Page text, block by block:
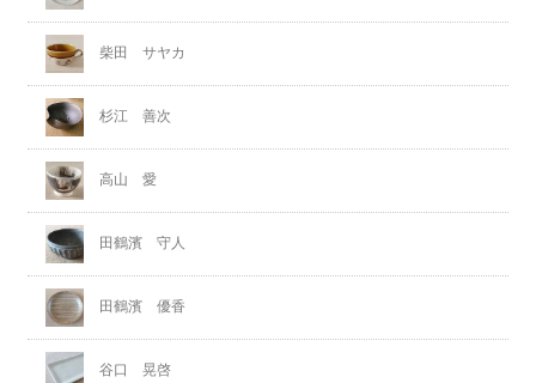
柴田 サヤカ
杉江 善次
高山 愛
田鶴濱 守人
田鶴濱 優香
谷口 晃啓